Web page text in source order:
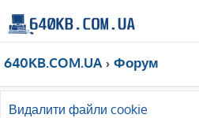
640KB.COM.UA Форум
Видалити файли cookie